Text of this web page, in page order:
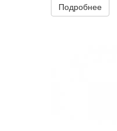
Подробнее